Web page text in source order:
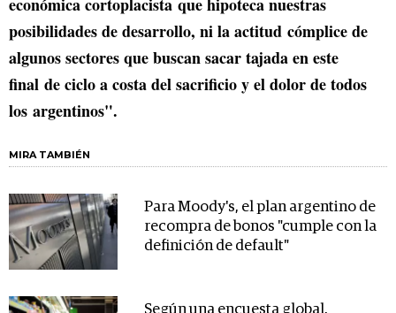
posibilidades de desarrollo, ni la actitud cómplice de
algunos sectores que buscan sacar tajada en este
final de ciclo a costa del sacrificio y el dolor de todos
los argentinos".
MIRA TAMBIÉN
Para Moody's, el plan argentino de
recompra de bonos "cumple con la
definición de default"
Según una encuesta global,